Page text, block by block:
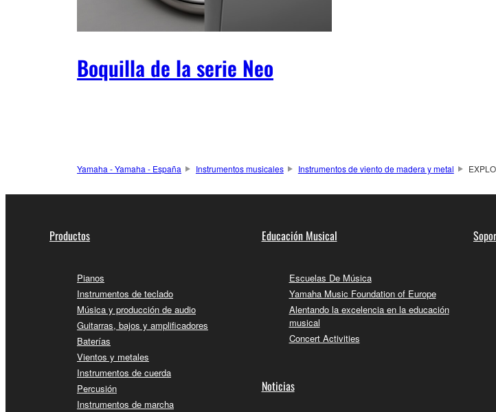
Boquilla de la serie Neo
Yamaha - Yamaha - España Instrumentos musicales Instrumentos de viento de madera y metal
Productos
Pianos
Instrumentos de teclado
Música y producción de audio
Guitarras, bajos y amplificadores
Baterías
Vientos y metales
Instrumentos de cuerda
Percusión
Instrumentos de marcha
Educación Musical
Escuelas De Música
Yamaha Music Foundation of Europe
Alentando la excelencia en la educación
musical
Concert Activities
Noticias